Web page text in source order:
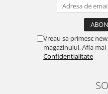
Vreau sa primesc
magazinului. Afla
Confidentialitate